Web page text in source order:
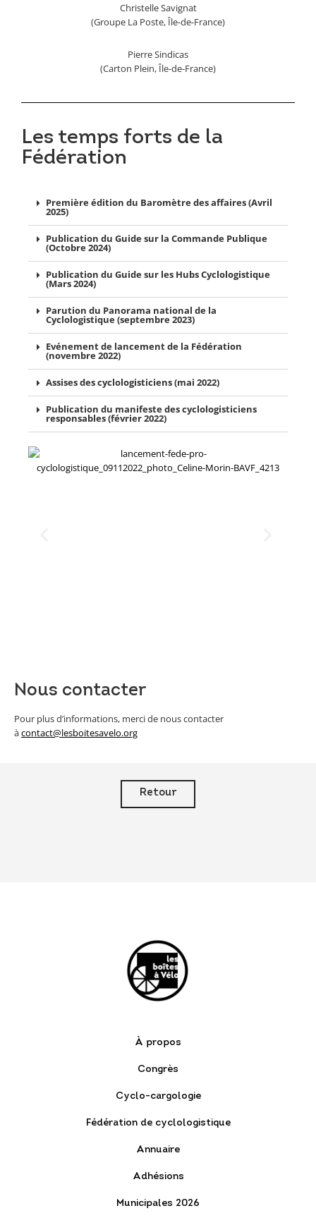
Christelle Savignat
(Groupe La Poste, Île-de-France)
Pierre Sindicas
(Carton Plein, Île-de-France)
Les temps forts de la
Fédération
Première édition du Baromètre des affaires (Avril
2025)
Publication du Guide sur la Commande Publique
(Octobre 2024)
Publication du Guide sur les Hubs Cyclologistique
(Mars 2024)
Parution du Panorama national de la
Cyclologistique (septembre 2023)
Evénement de lancement de la Fédération
(novembre 2022)​
Assises des cyclologisticiens (mai 2022)​
Publication du manifeste des cyclologisticiens
responsables (février 2022)
Nous contacter
Pour plus d’informations, merci de nous contacter
àcontact@lesboitesavelo.org
Retour
À propos
Congrès
Cyclo-cargologie
Fédération de cyclologistique
Annuaire
Adhésions
Municipales 2026